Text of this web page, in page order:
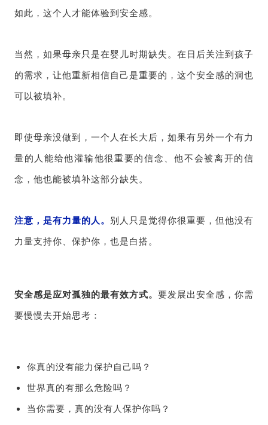
如此，这个人才能体验到安全感。
当然，如果母亲只是在婴儿时期缺失。在日后关注到孩子
的需求，让他重新相信自己是重要的，这个安全感的洞也
可以被填补。
即使母亲没做到，一个人在长大后，如果有另外一个有力
量的人能给他灌输他很重要的信念、他不会被离开的信
念，他也能被填补这部分缺失。
注意，是有力量的人。 别人只是觉得你很重要，但他没有
力量支持你、保护你，也是白搭。
安全感是应对孤独的最有效方式。 要发展出安全感，你需
要慢慢去开始思考：
你真的没有能力保护自己吗？
世界真的有那么危险吗？
当你需要，真的没有人保护你吗？